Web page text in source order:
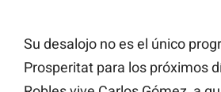
Su desalojo no es el único
Prosperitat para los próximos